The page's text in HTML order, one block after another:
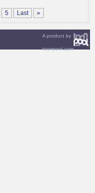
5 Last »
A product by
toonpool.com